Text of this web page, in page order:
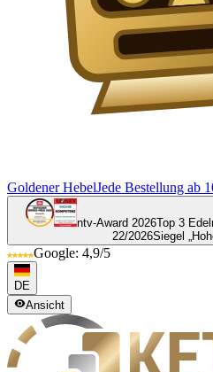
Goldener HebelJede Bestellung ab
ntv-Award 2026Top 3
22/2026Siegel
Google: 4,9/5
DE
Ansicht